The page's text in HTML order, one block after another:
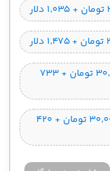
۳۰٬۰۰۰٬۰۰۰ تومان + ۷۳۳
۳۰٬۰۰۰٬۰۰۰ تومان + ۴۲۰